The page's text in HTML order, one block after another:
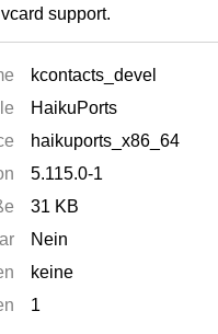
support.
kcontacts_devel
HaikuPorts
haikuports_x86_64
5.115.0-1
31 KB
Nein
keine
1